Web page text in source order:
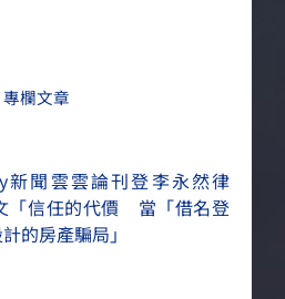
專欄文章
新聞雲雲論刊登李永然律
「信任的代價 當「借名登
的房產騙局」